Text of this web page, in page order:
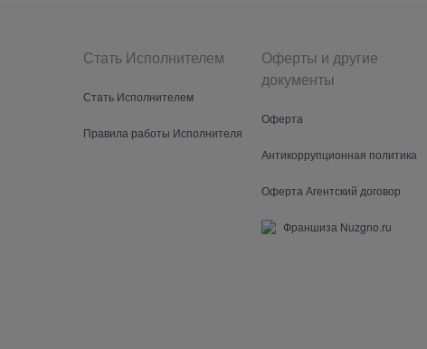
Стать Исполнителем
Стать Исполнителем
Правила работы Исполнителя
Оферты и другие
документы
Оферта
Антикоррупционная политика
Оферта Агентский договор
Франшиза Nuzgno.ru